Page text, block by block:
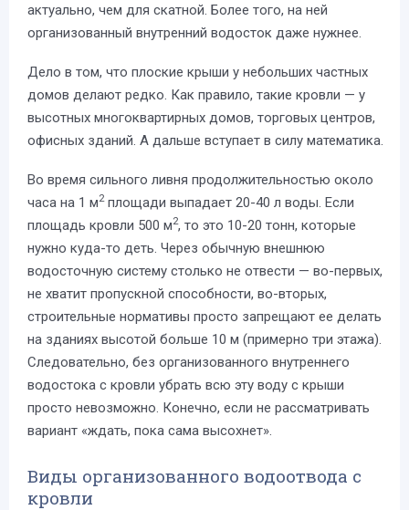
актуально, чем для скатной. Более того, на ней
организованный внутренний водосток даже нужнее.
Дело в том, что плоские крыши у небольших частных
домов делают редко. Как правило, такие кровли — у
высотных многоквартирных домов, торговых центров,
офисных зданий. А дальше вступает в силу математика.
Во время сильного ливня продолжительностью около
часа на 1 м2площади выпадает 20-40 л воды. Если
площадь кровли 500 м2, то это 10-20 тонн, которые
нужно куда-то деть. Через обычную внешнюю
водосточную систему столько не отвести — во-первых,
не хватит пропускной способности, во-вторых,
строительные нормативы просто запрещают ее делать
на зданиях высотой больше 10 м (примерно три этажа).
Следовательно, без организованного внутреннего
водостока с кровли убрать всю эту воду с крыши
просто невозможно. Конечно, если не рассматривать
вариант «ждать, пока сама высохнет».
Виды организованного водоотвода с
кровли